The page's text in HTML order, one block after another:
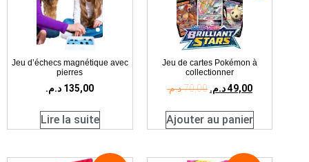
Jeu d’échecs magnétique avec
pierres
135,00 د.م.
Lire la suite
Jeu de cartes Pokémon à
collectionner
70,00د.م. 49,00د.م.
Ajouter au panier